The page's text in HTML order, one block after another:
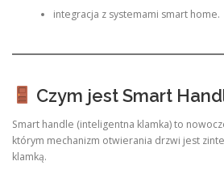
integracja z systemami smart home.
Czym jest Smart
Smart handle (inteligentna klamka) to
którym mechanizm otwierania drzwi jest
klamką.